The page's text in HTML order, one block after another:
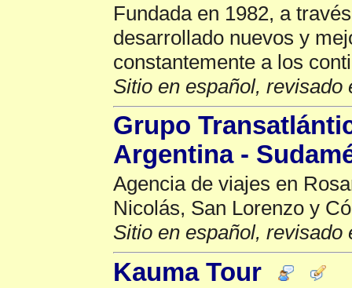
Fundada en 1982, a
desarrollado nuevos y
constantemente a los
Sitio en español, revisado
Grupo
Argentina -
Agencia de viajes en
Nicolás, San Lorenzo y
Sitio en español, revisado
Kauma Tour